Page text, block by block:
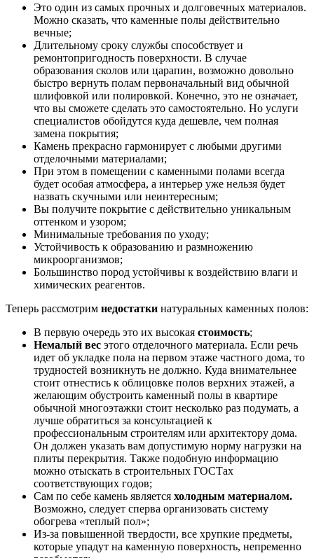
Это один из самых прочных и долговечных материалов.
Можно сказать, что каменные полы действительно
вечные;
Длительному сроку службы способствует и
ремонтопригодность поверхности. В случае
образования сколов или царапин, возможно довольно
быстро вернуть полам первоначальный вид обычной
шлифовкой или полировкой. Конечно, это не означает,
что вы сможете сделать это самостоятельно. Но услуги
специалистов обойдутся куда дешевле, чем полная
замена покрытия;
Камень прекрасно гармонирует с любыми другими
отделочными материалами;
При этом в помещении с каменными полами всегда
будет особая атмосфера, а интерьер уже нельзя будет
назвать скучными или неинтересным;
Вы получите покрытие с действительно уникальным
оттенком и узором;
Минимальные требования по уходу;
Устойчивость к образованию и размножению
микроорганизмов;
Большинство пород устойчивы к воздействию влаги и
химических реагентов.
Теперь рассмотрим недостатки натуральных каменных полов:
В первую очередь это их высокая стоимость;
Немалый вес этого отделочного материала. Если речь
идет об укладке пола на первом этаже частного дома, то
трудностей возникнуть не должно. Куда внимательнее
стоит отнестись к облицовке полов верхних этажей, а
желающим обустроить каменный полы в квартире
обычной многоэтажки стоит несколько раз подумать, а
лучше обратиться за консультацией к
профессиональным строителям или архитектору дома.
Он должен указать вам допустимую норму нагрузки на
плиты перекрытия. Также подобную информацию
можно отыскать в строительных ГОСТах
соответствующих годов;
Сам по себе камень является холодным материалом.
Возможно, следует сперва организовать систему
обогрева «теплый пол»;
Из-за повышенной твердости, все хрупкие предметы,
которые упадут на каменную поверхность, непременно